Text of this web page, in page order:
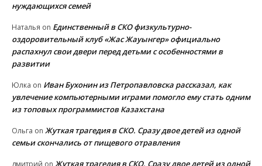
нуждающихся семей
Наталья on Единственный в СКО физкультурно-
оздоровительный клуб «Жас Жауынгер» официально
распахнул свои двери перед детьми с особенностями в
развитии
Юлка on Иван Бухонин из Петропавловска рассказал, как
увлечение компьютерными играми помогло ему стать одним
из топовых программистов Казахстана
Ольга on Жуткая трагедия в СКО. Сразу двое детей из одной
семьи скончались от пищевого отравления